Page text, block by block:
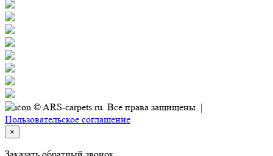
© ARS-carpets.ru. Все права защищены. |
Пользовательское соглашение
×